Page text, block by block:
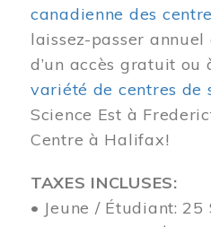
canadienne des
laissez-passer
d’un accès gratuit
variété de centres de
Science Est à
Centre à Halifax!
TAXES INCLUSES:
• Jeune / Étudiant: 25